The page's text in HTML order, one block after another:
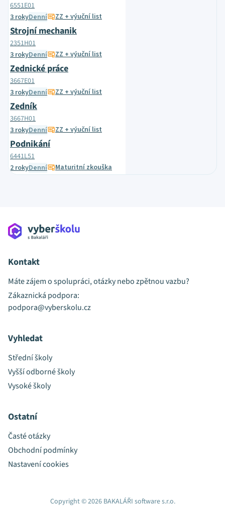
6551E01
3 rokyDenní ZZ + výuční list
Strojní mechanik
2351H01
3 rokyDenní ZZ + výuční list
Zednické práce
3667E01
3 rokyDenní ZZ + výuční list
Zedník
3667H01
3 rokyDenní ZZ + výuční list
Podnikání
6441L51
2 rokyDenní Maturitní zkouška
Kontakt
Máte zájem o spolupráci, otázky nebo zpětnou vazbu?
Zákaznická podpora:
podpora@vyberskolu.cz
Vyhledat
Střední školy
Vyšší odborné školy
Vysoké školy
Ostatní
Časté otázky
Obchodní podmínky
Nastavení cookies
Copyright © 2026 BAKALÁŘI software s.r.o.